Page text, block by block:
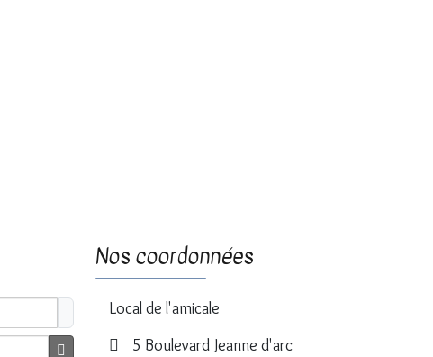
Nos coordonnées
Local de l'amicale
5 Boulevard Jeanne d'arc